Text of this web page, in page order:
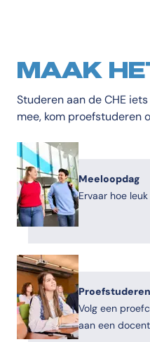
MAAK
Studeren aan de CHE
mee, kom proefstuderen
Meeloopdag
Ervaar hoe
Proefstuderen
Volg een
aan een